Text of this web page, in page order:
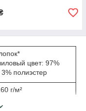
цвет: 97%
полиэстер
г/м²